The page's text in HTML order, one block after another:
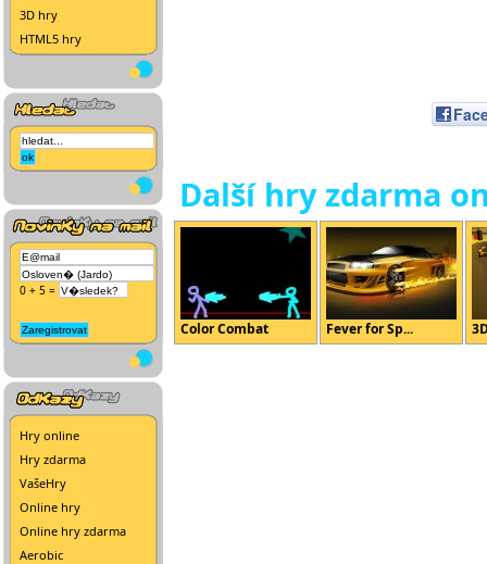
3D hry
HTML5 hry
0 + 5 =
Hry online
Hry zdarma
VašeHry
Online hry
Online hry zdarma
Aerobic
Další hry zdarma
Color Combat Fever for Sp...